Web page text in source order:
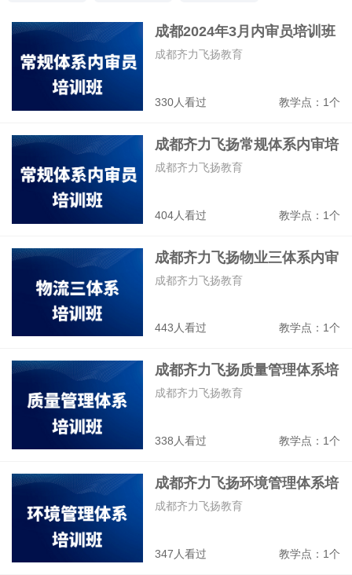
成都2024年3月内审员培训班
330人看过 教学点：1个
成都齐力飞扬教育
成都齐力飞扬常规体系内审培
训班
404人看过 教学点：1个
成都齐力飞扬教育
成都齐力飞扬物业三体系内审
培训班
443人看过 教学点：1个
成都齐力飞扬教育
成都齐力飞扬质量管理体系培
训班
338人看过 教学点：1个
成都齐力飞扬教育
成都齐力飞扬环境管理体系培
训班
347人看过 教学点：1个
成都齐力飞扬教育